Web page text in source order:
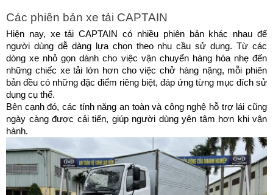
Các phiên bản xe tải CAPTAIN
Hiện nay, xe tải CAPTAIN có nhiều phiên bản khác nhau để
người dùng dễ dàng lựa chọn theo nhu cầu sử dụng. Từ các
dòng xe nhỏ gọn dành cho việc vận chuyển hàng hóa nhẹ đến
những chiếc xe tải lớn hơn cho việc chở hàng nặng, mỗi phiên
bản đều có những đặc điểm riêng biệt, đáp ứng từng mục đích sử
dụng cụ thể.
Bên cạnh đó, các tính năng an toàn và công nghệ hỗ trợ lái cũng
ngày càng được cải tiến, giúp người dùng yên tâm hơn khi vận
hành.